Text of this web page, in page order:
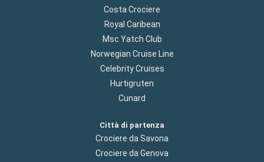
Costa Crociere
Royal Caribean
Msc Yatch Club
Norwegian Cruise Line
Celebrity Cruises
Hurtigruten
Cunard
Città di partenza
Crociere da Savona
Crociere da Genova